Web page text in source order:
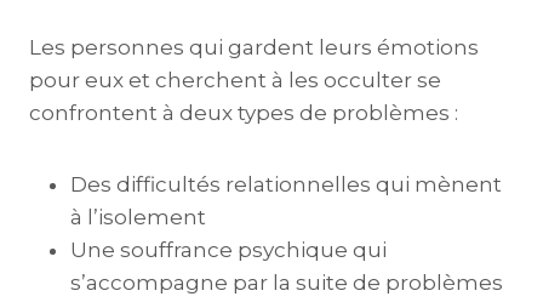
Les personnes qui gardent leurs émotions
pour eux et cherchent à les occulter se
confrontent à deux types de problèmes :
Des difficultés relationnelles qui mènent
à l’isolement
Une souffrance psychique qui
s’accompagne par la suite de problèmes